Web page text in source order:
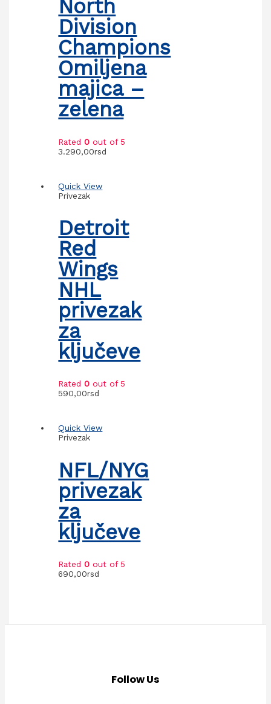
North
Division
Champions
Omiljena
majica –
zelena
Rated0 out of 5
3.290,00rsd
Quick View
Privezak
Detroit
Red
Wings
NHL
privezak
za
ključeve
Rated0 out of 5
590,00rsd
Quick View
Privezak
NFL/NYG
privezak
za
ključeve
Rated0 out of 5
690,00rsd
Follow Us